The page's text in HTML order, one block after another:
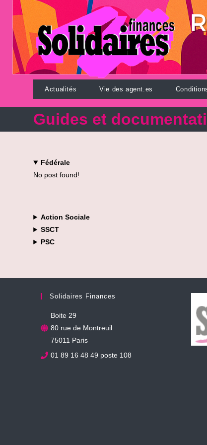
content
Actualités Vie des agent.es
Guides et
Fédérale
No post found!
Action Sociale
SSCT
PSC
Solidaires Finances
Boite 29
80 rue de Montreuil
75011 Paris
01 89 16 48 49 poste 108